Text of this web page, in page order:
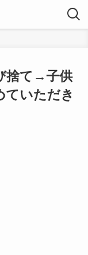
捨て→子供
ていただき